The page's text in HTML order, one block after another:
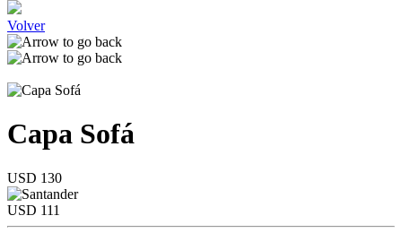
Volver
Capa Sofá
USD 130
USD 111